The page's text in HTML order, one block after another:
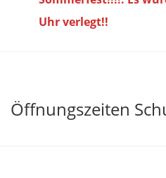
Uhr verlegt!!
Öffnungszeiten